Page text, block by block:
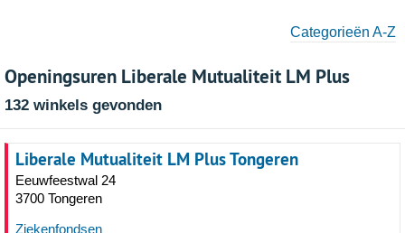
Categorieën A-Z
Openingsuren Liberale Mutualiteit LM Plus
132 winkels gevonden
Liberale Mutualiteit LM Plus Tongeren
Eeuwfeestwal 24
3700 Tongeren
Ziekenfondsen